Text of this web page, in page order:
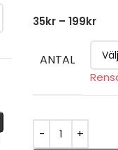
35kr – 199kr
ANTAL